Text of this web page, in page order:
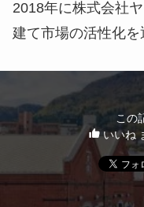
2018年に株式会社
建て市場の活性化を
この
いいね